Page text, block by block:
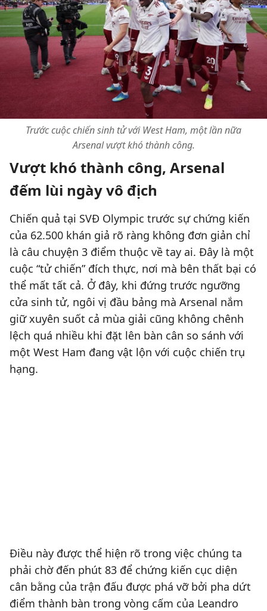
Trước cuộc chiến sinh tử với West Ham, một lần nữa
Arsenal vượt khó thành công.
Vượt khó thành công, Arsenal
đếm lùi ngày vô địch
Chiến quả tại SVĐ Olympic trước sự chứng kiến
của 62.500 khán giả rõ ràng không đơn giản chỉ
là câu chuyện 3 điểm thuộc về tay ai. Đây là một
cuộc “tử chiến” đích thực, nơi mà bên thất bại có
thể mất tất cả. Ở đây, khi đứng trước ngưỡng
cửa sinh tử, ngôi vị đầu bảng mà Arsenal nắm
giữ xuyên suốt cả mùa giải cũng không chênh
lệch quá nhiều khi đặt lên bàn cân so sánh với
một West Ham đang vật lộn với cuộc chiến trụ
hạng.
Điều này được thể hiện rõ trong việc chúng ta
phải chờ đến phút 83 để chứng kiến cục diện
cân bằng của trận đấu được phá vỡ bởi pha dứt
điểm thành bàn trong vòng cấm của Leandro